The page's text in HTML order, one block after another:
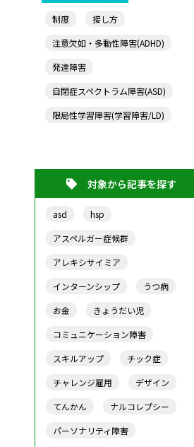
制度
接し方
注意欠如・多動性障害(ADHD)
発達障害
自閉症スペクトラム障害(ASD)
限局性学習障害(学習障害/LD)
対象から記事を探す
asd
hsp
アスペルガー症候群
アレキシサイミア
インターンシップ
うつ病
お金
きょうだい児
コミュニケーション障害
スキルアップ
チック症
チャレンジ雇用
デザイン
てんかん
ナルコレプシー
パーソナリティ障害